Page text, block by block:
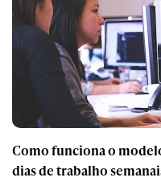
Como funciona o
dias de trabalho